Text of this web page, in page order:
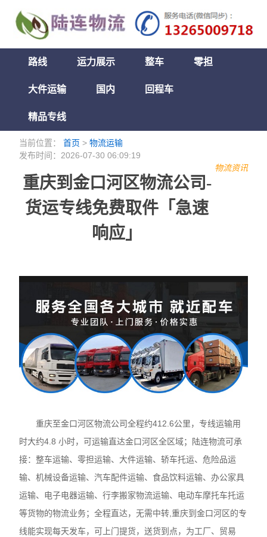
路线 运力展示 整车 零担
大件运输 国内 回程车
精品专线
当前位置：首页 >物流运输
发布时间：2026-07-30 06:09:19
物流资讯
重庆到金口河区物流公司-
货运专线免费取件「急速
响应」
重庆至金口河区物流公司全程约412.6公里，专线运输用
时大约4.8 小时，可运输直达金口河区全区域；陆连物流可承
接：整车运输、零担运输、大件运输、轿车托运、危险品运
输、机械设备运输、汽车配件运输、食品饮料运输、办公家具
运输、电子电器运输、行李搬家物流运输、电动车摩托车托运
等货物的物流业务；全程直达，无需中转,重庆到金口河区的专
线能实现每天发车，可上门提货，送货到点，为工厂、贸易